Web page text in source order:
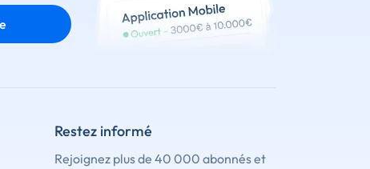
Restez informé
Rejoignez plus de 40 000 abonnés et